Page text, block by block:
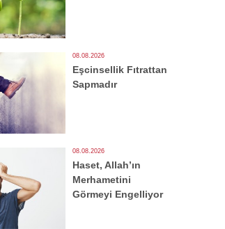
08.08.2026
Eşcinsellik Fıtrattan
Sapmadır
08.08.2026
Haset, Allah’ın
Merhametini
Görmeyi Engelliyor